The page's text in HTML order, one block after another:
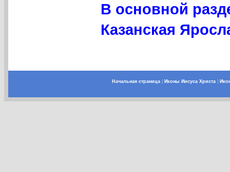
В основной
Казанская
Начальная страница| Иконы Иисуса Христа|